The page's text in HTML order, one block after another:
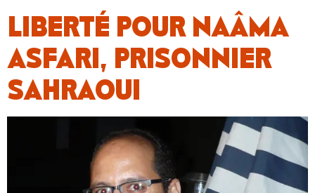
LIBERTÉ POUR NAÂMA
ASFARI, PRISONNIER
SAHRAOUI